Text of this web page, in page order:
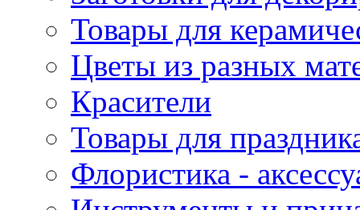
Товары для
Цветы из разных
Красители
Товары для
Флористика -